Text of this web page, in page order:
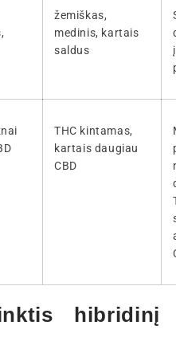
žemiškas,
medinis, kartais
saldus
THC kintamas,
kartais daugiau
CBD
hibridinį